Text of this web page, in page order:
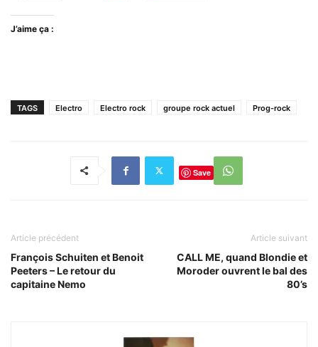
J’aime ça :
TAGS Electro Electro rock groupe rock actuel Prog-rock
Save
Article précédent
François Schuiten et Benoit
Peeters – Le retour du
capitaine Nemo
Article suivant
CALL ME, quand Blondie et
Moroder ouvrent le bal des
80’s